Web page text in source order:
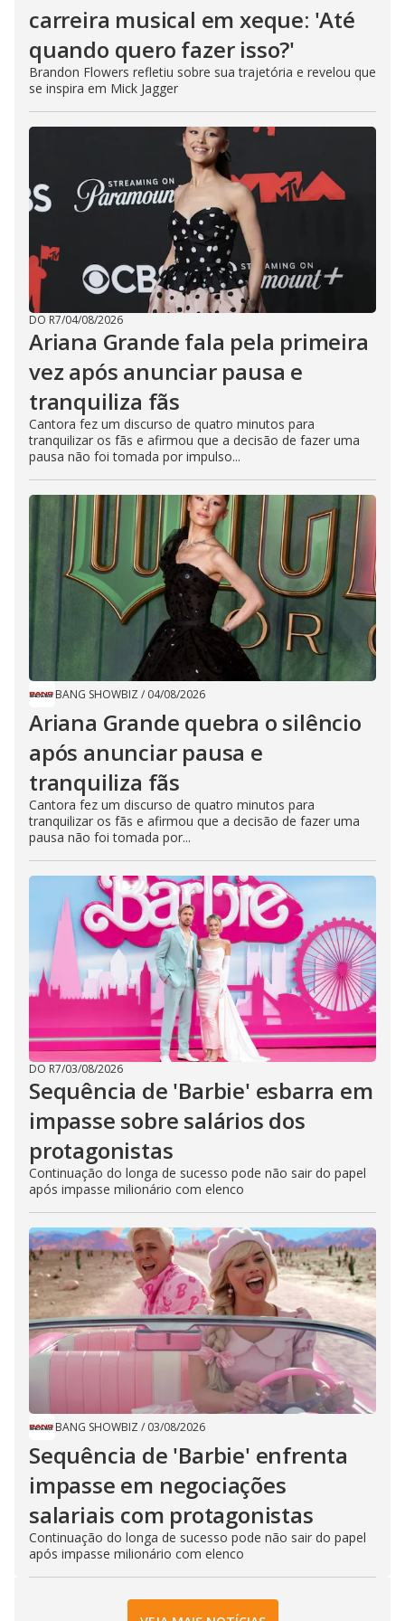
carreira musical em xeque: 'Até
quando quero fazer isso?'
Brandon Flowers refletiu sobre sua trajetória e revelou que
se inspira em Mick Jagger
DO R7/04/08/2026
Ariana Grande fala pela primeira
vez após anunciar pausa e
tranquiliza fãs
Cantora fez um discurso de quatro minutos para
tranquilizar os fãs e afirmou que a decisão de fazer uma
pausa não foi tomada por impulso...
BANG SHOWBIZ / 04/08/2026
Ariana Grande quebra o silêncio
após anunciar pausa e
tranquiliza fãs
Cantora fez um discurso de quatro minutos para
tranquilizar os fãs e afirmou que a decisão de fazer uma
pausa não foi tomada por...
DO R7/03/08/2026
Sequência de 'Barbie' esbarra em
impasse sobre salários dos
protagonistas
Continuação do longa de sucesso pode não sair do papel
após impasse milionário com elenco
BANG SHOWBIZ / 03/08/2026
Sequência de ​'Barbie​' enfrenta
impasse em negociações
salariais com ​protagonistas
Continuação do longa de sucesso pode não sair do papel
após impasse milionário com elenco